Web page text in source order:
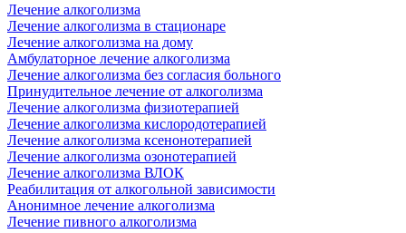
Лечение алкоголизма
Лечение алкоголизма в стационаре
Лечение алкоголизма на дому
Амбулаторное лечение алкоголизма
Лечение алкоголизма без согласия больного
Принудительное лечение от алкоголизма
Лечение алкоголизма физиотерапией
Лечение алкоголизма кислородотерапией
Лечение алкоголизма ксенонотерапией
Лечение алкоголизма озонотерапией
Лечение алкоголизма ВЛОК
Реабилитация от алкогольной зависимости
Анонимное лечение алкоголизма
Лечение пивного алкоголизма